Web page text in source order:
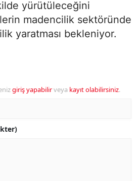
yürütüleceğini
madencilik sektöründe
yaratması bekleniyor.
giriş yapabilirveya kayıt olabilirsiniz.